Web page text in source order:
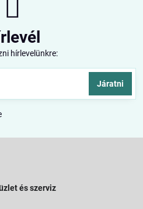
hírlevelünkre:
Járatni
és szerviz